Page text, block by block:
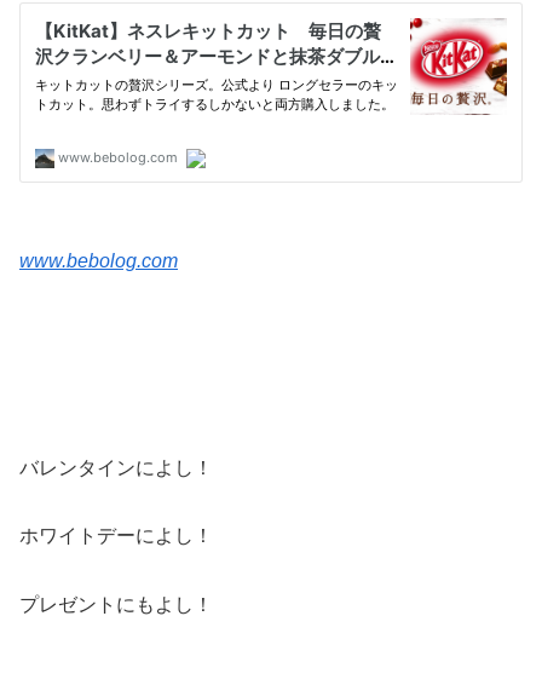
www.bebolog.com
バレンタインによし！
ホワイトデーによし！
プレゼントにもよし！